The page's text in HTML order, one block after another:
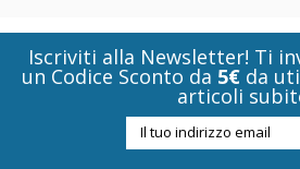
Iscriviti alla Newsletter! Ti
un Codice Sconto da 5€ da
articoli